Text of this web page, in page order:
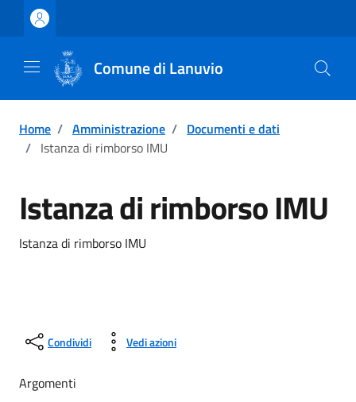
Vai ai contenuti
Vai al footer
Comune di Lanuvio
Home / Amministrazione / Documenti e dati
/ Istanza di rimborso IMU
Istanza di rimborso IMU
Istanza di rimborso IMU
Condividi Vedi azioni
Argomenti